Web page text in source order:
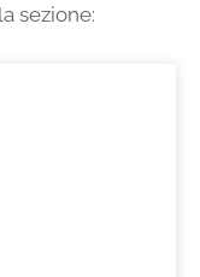
sezione: